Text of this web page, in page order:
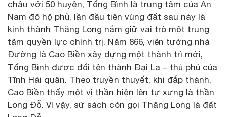
châu với 50 huyện, Tống Bình là trung tâm của An
Nam đô hộ phủ, lần đầu tiên vùng đất sau này là
kinh thành Thăng Long nắm giữ vai trò một trung
tâm quyền lực chính trị. Năm 866, viên tướng nhà
Đường là Cao Biền xây dựng một thành trì mới,
Tống Bình được đổi tên thành Đại La – thủ phủ của
Tĩnh Hải quân. Theo truyền thuyết, khi đắp thành,
Cao Biền thấy một vị thần hiện lên tự xưng là thần
Long Đỗ. Vì vậy, sử sách còn gọi Thăng Long là đất